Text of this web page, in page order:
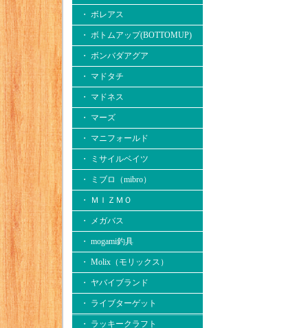
・ ボレアス
・ ボトムアップ(BOTTOMUP)
・ ボンバダアグア
・ マドタチ
・ マドネス
・ マーズ
・ マニフォールド
・ ミサイルベイツ
・ ミブロ（mibro）
・ ＭＩＺＭＯ
・ メガバス
・ mogami釣具
・ Molix（モリックス）
・ ヤバイブランド
・ ライブターゲット
・ ラッキークラフト